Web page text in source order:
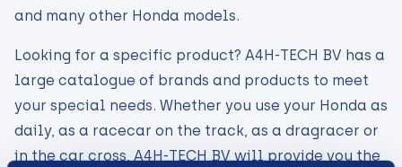
and many other Honda models.
Looking for a specific product? A4H-TECH BV has a
large catalogue of brands and products to meet
your special needs. Whether you use your Honda as
daily, as a racecar on the track, as a dragracer or
in the car cross, A4H-TECH BV will provide you the